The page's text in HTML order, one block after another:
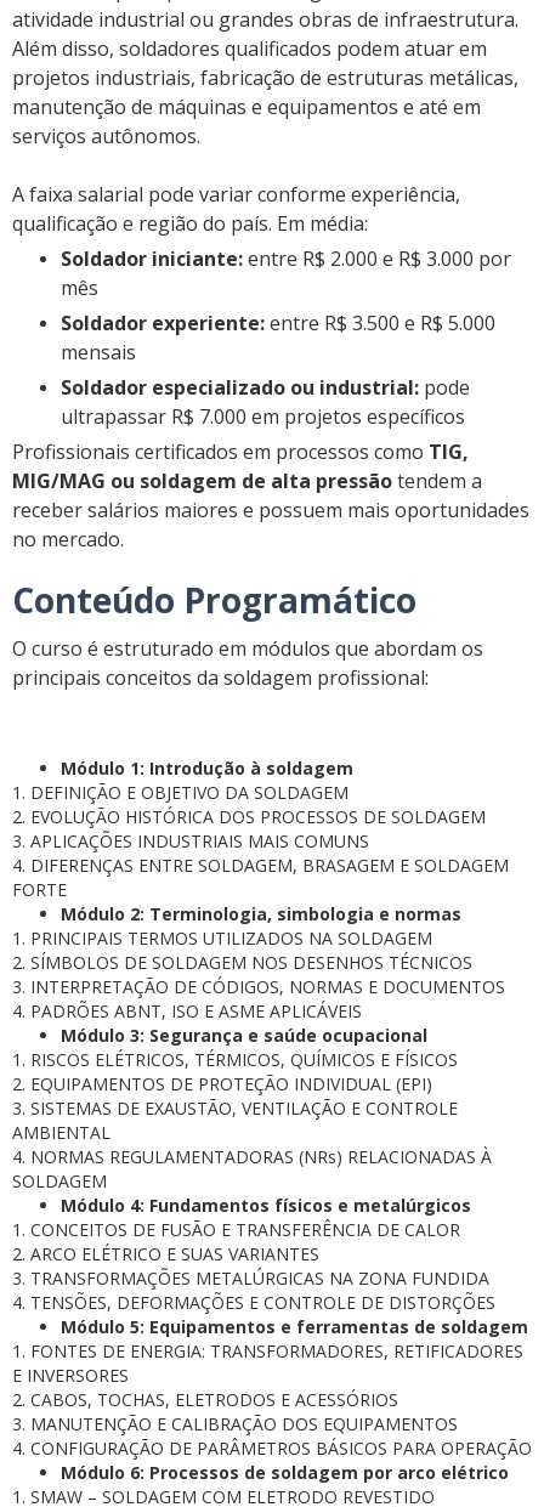
atividade industrial ou grandes obras de infraestrutura.
Além disso, soldadores qualificados podem atuar em
projetos industriais, fabricação de estruturas metálicas,
manutenção de máquinas e equipamentos e até em
serviços autônomos.
A faixa salarial pode variar conforme experiência,
qualificação e região do país. Em média:
Soldador iniciante:entre R$ 2.000 e R$ 3.000 por
mês
Soldador experiente:entre R$ 3.500 e R$ 5.000
mensais
Soldador especializado ou industrial: pode
ultrapassar R$ 7.000 em projetos específicos
Profissionais certificados em processos como TIG,
MIG/MAG ou soldagem de alta pressãotendem a
receber salários maiores e possuem mais oportunidades
no mercado.
Conteúdo Programático
O curso é estruturado em módulos que abordam os
principais conceitos da soldagem profissional:
Módulo 1: Introdução à soldagem
1. DEFINIÇÃO E OBJETIVO DA SOLDAGEM
2. EVOLUÇÃO HISTÓRICA DOS PROCESSOS DE SOLDAGEM
3. APLICAÇÕES INDUSTRIAIS MAIS COMUNS
4. DIFERENÇAS ENTRE SOLDAGEM, BRASAGEM E SOLDAGEM
FORTE
Módulo 2: Terminologia, simbologia e normas
1. PRINCIPAIS TERMOS UTILIZADOS NA SOLDAGEM
2. SÍMBOLOS DE SOLDAGEM NOS DESENHOS TÉCNICOS
3. INTERPRETAÇÃO DE CÓDIGOS, NORMAS E DOCUMENTOS
4. PADRÕES ABNT, ISO E ASME APLICÁVEIS
Módulo 3: Segurança e saúde ocupacional
1. RISCOS ELÉTRICOS, TÉRMICOS, QUÍMICOS E FÍSICOS
2. EQUIPAMENTOS DE PROTEÇÃO INDIVIDUAL (EPI)
3. SISTEMAS DE EXAUSTÃO, VENTILAÇÃO E CONTROLE
AMBIENTAL
4. NORMAS REGULAMENTADORAS (NRs) RELACIONADAS À
SOLDAGEM
Módulo 4: Fundamentos físicos e metalúrgicos
1. CONCEITOS DE FUSÃO E TRANSFERÊNCIA DE CALOR
2. ARCO ELÉTRICO E SUAS VARIANTES
3. TRANSFORMAÇÕES METALÚRGICAS NA ZONA FUNDIDA
4. TENSÕES, DEFORMAÇÕES E CONTROLE DE DISTORÇÕES
Módulo 5: Equipamentos e ferramentas de soldagem
1. FONTES DE ENERGIA: TRANSFORMADORES, RETIFICADORES
E INVERSORES
2. CABOS, TOCHAS, ELETRODOS E ACESSÓRIOS
3. MANUTENÇÃO E CALIBRAÇÃO DOS EQUIPAMENTOS
4. CONFIGURAÇÃO DE PARÂMETROS BÁSICOS PARA OPERAÇÃO
Módulo 6: Processos de soldagem por arco elétrico
1. SMAW – SOLDAGEM COM ELETRODO REVESTIDO